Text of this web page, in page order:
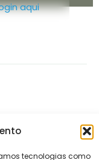
tecnologias como
aqui